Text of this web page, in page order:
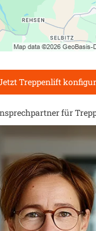
Treppenlift
für